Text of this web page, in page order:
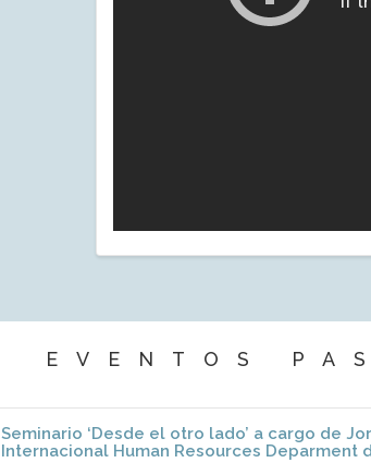
EVENTOS
Seminario ‘Desde el otro lado’ a cargo de
Internacional Human Resources Deparment